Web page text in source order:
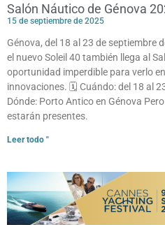
Salón Náutico de Génova
15 de septiembre de 2025
Génova, del 18 al 23 de septiembre
el nuevo Soleil 40 también llega al
oportunidad imperdible para verlo
innovaciones. 🗓 Cuándo: del 18 al
Dónde: Porto Antico en Génova
estarán presentes.
Leer todo "